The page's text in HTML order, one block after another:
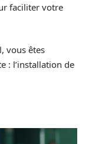
faciliter votre
vous êtes
: l’installation de